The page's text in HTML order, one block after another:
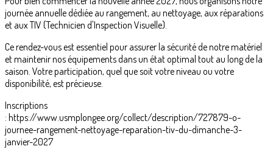
journée annuelle dédiée au rangement, au nettoyage, aux réparations
et aux TIV (Technicien d'Inspection Visuelle).
Ce rendez-vous est essentiel pour assurer la sécurité de notre matériel
et maintenir nos équipements dans un état optimal tout au long de la
saison. Votre participation, quel que soit votre niveau ou votre
disponibilité, est précieuse.
Inscriptions
: https://www.usmplongee.org/collect/description/727879-o-
journee-rangement-nettoyage-reparation-tiv-du-dimanche-3-
janvier-2027